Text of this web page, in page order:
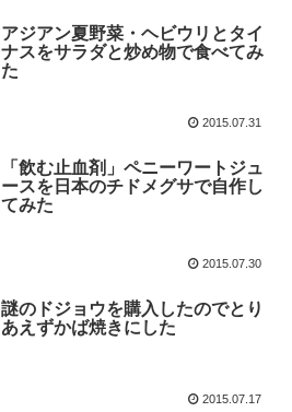
アジアン夏野菜・ヘビウリとタイ
ナスをサラダと炒め物で食べてみ
た
2015.07.31
「飲む止血剤」ペニーワートジュ
ースを日本のチドメグサで自作し
てみた
2015.07.30
謎のドジョウを購入したのでとり
あえずかば焼きにした
2015.07.17